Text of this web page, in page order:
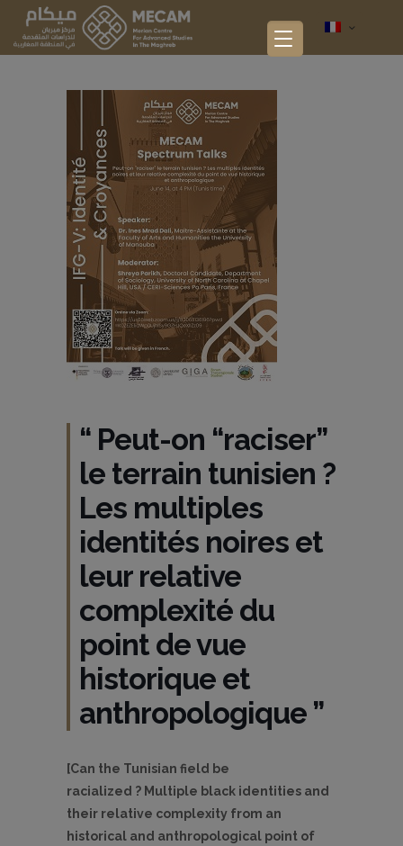
“ Peut-on “raciser”
le terrain tunisien ?
Les multiples
identités noires et
leur relative
complexité du
point de vue
historique et
anthropologique ”
[Can the Tunisian field be
racialized ? Multiple black identities and
their relative complexity from an
historical and anthropological point of